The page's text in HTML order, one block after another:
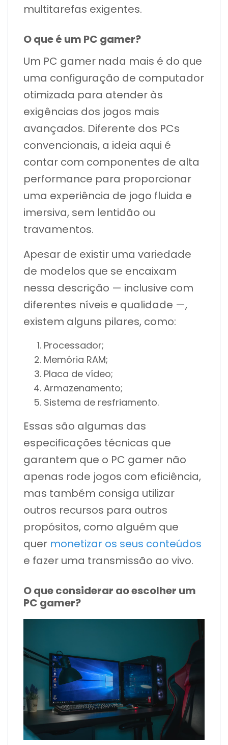
multitarefas exigentes.
O que é um PC gamer?
Um PC gamer nada mais é do que
uma configuração de computador
otimizada para atender às
exigências dos jogos mais
avançados. Diferente dos PCs
convencionais, a ideia aqui é
contar com componentes de alta
performance para proporcionar
uma experiência de jogo fluida e
imersiva, sem lentidão ou
travamentos.
Apesar de existir uma variedade
de modelos que se encaixam
nessa descrição — inclusive com
diferentes níveis e qualidade —,
existem alguns pilares, como:
Processador;
Memória RAM;
Placa de vídeo;
Armazenamento;
Sistema de resfriamento.
Essas são algumas das
especificações técnicas que
garantem que o PC gamer não
apenas rode jogos com eficiência,
mas também consiga utilizar
outros recursos para outros
propósitos, como alguém que
quer monetizar os seus conteúdos
e fazer uma transmissão ao vivo.
O que considerar ao escolher um
PC gamer?